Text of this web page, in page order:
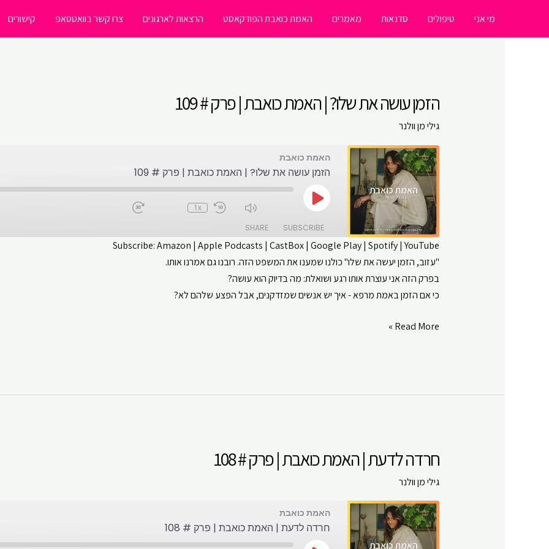
מי אני טיפולים סדנאות מאמרים האמת כואבת הפודקאסט הרצאות לארגונים צרו קשר בוואטסאפ קישורים
הזמן עושה את שלו? | האמת כואבת | פרק # 109
גילי מן וולנר
האמת כואבת
הזמן עושה את שלו? | האמת כואבת | פרק # 109
Play
Episode
1x
SUBSCRIBE
SHARE
Amazon
Apple Podcasts
Google Play
SHARE
LINK
Subscribe:Amazon |Apple Podcasts |CastBox|Google Play|Spotify|YouTube
"עזוב, הזמן יעשה את שלו" כולנו שמענו את המשפט הזה. רובנו גם אמרנו אותו.
בפרק הזה אני עוצרת אותו רגע ושואלת: מה בדיוק הוא עושה?
כי אם הזמן באמת מרפא - איך יש אנשים שמזדקנים, אבל הפצע שלהם לא?
הזמן
|
פרק
Read More »
חרדה לדעת | האמת כואבת | פרק # 108
גילי מן וולנר
האמת כואבת
חרדה לדעת | האמת כואבת | פרק # 108